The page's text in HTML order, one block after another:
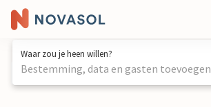
Waar zou je heen willen?
Bestemming, data en gasten toevoegen
1 / 48